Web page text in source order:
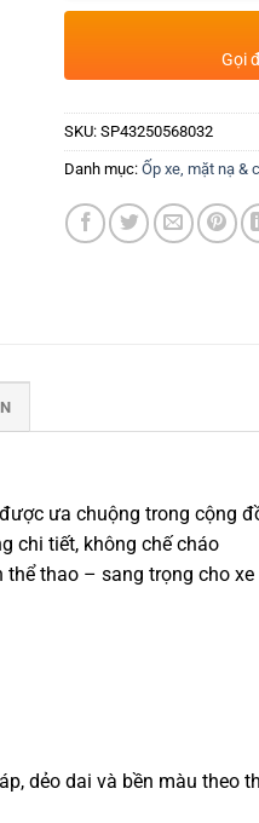
Gọi
SKU: SP43250568032
Danh mục: Ốp xe, mặt nạ &
ưa chuộng trong cộng
chi tiết, không chế cháo
thao – sang trọng cho xe
dẻo dai và bền màu theo